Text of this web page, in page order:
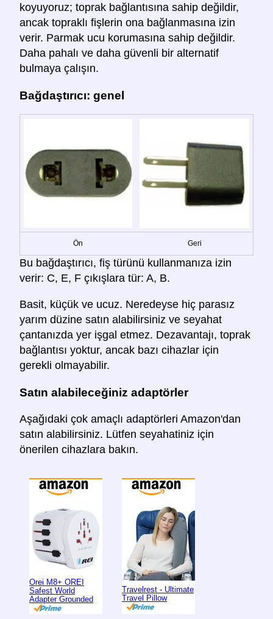
koyuyoruz; toprak bağlantısına sahip değildir,
ancak topraklı fişlerin ona bağlanmasına izin
verir. Parmak ucu korumasına sahip değildir.
Daha pahalı ve daha güvenli bir alternatif
bulmaya çalışın.
Bağdaştırıcı: genel
Ön Geri
Bu bağdaştırıcı, fiş türünü kullanmanıza izin
verir: C, E, F çıkışlara tür: A, B.
Basit, küçük ve ucuz. Neredeyse hiç parasız
yarım düzine satın alabilirsiniz ve seyahat
çantanızda yer işgal etmez. Dezavantajı, toprak
bağlantısı yoktur, ancak bazı cihazlar için
gerekli olmayabilir.
Satın alabileceğiniz adaptörler
Aşağıdaki çok amaçlı adaptörleri Amazon'dan
satın alabilirsiniz. Lütfen seyahatiniz için
önerilen cihazlara bakın.
Orei M8+ OREI
Safest World
Adapter Grounded
Travelrest - Ultimate
Travel Pillow